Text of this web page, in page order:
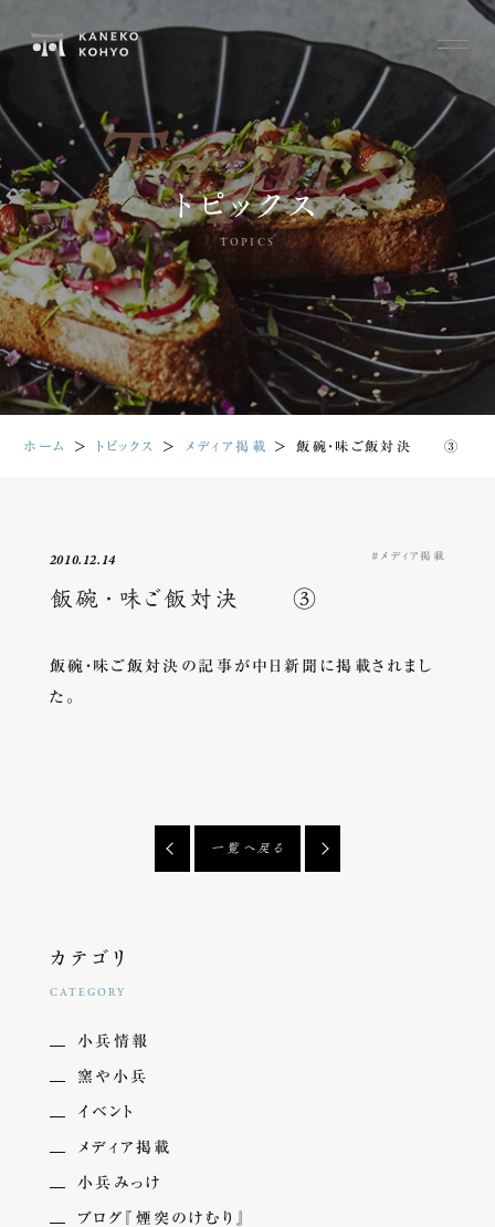
Topics
トピックス
TOPICS
ホーム ＞ トピックス ＞ メディア掲載 ＞飯碗・味ご飯対決 ③
2010.12.14 メディア掲載
飯碗・味ご飯対決 ③
飯碗・味ご飯対決の記事が中日新聞に掲載されまし
た。
一覧へ戻る
カテゴリ
CATEGORY
小兵情報
窯や小兵
イベント
メディア掲載
小兵みっけ
ブログ『煙突のけむり』